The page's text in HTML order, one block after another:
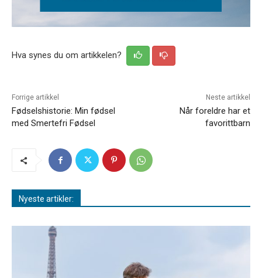
Hva synes du om artikkelen?
Forrige artikkel
Fødselshistorie: Min fødsel
med Smertefri Fødsel
Neste artikkel
Når foreldre har et
favorittbarn
Nyeste artikler: